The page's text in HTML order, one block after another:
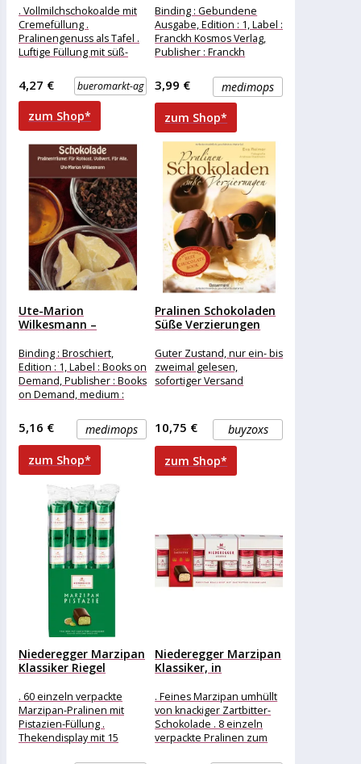
100g
. Vollmilchschokoalde mit
Cremefüllung .
Pralinengenuss als Tafel .
Luftige Füllung mit süß-
Merkmale: Sorte: gefüllte
Schokolade,
Vollmilchschokolade
weitere
bueromarkt-ag
4,27 €
zum Shop*
Binding : Gebundene
Ausgabe, Edition : 1, Label :
Franckh Kosmos Verlag,
Publisher : Franckh
Gebundene medimops
3,99 €
zum Shop*
Ute-Marion
Wilkesmann –
Schokolade:
Pralinenträume: Für...
Binding : Broschiert,
Edition : 1, Label : Books on
Demand, Publisher : Books
on Demand, medium :
numberOfPagesmedimops
5,16 €
zum Shop*
Pralinen Schokoladen
Süße Verzierungen
[2009]...
Guter Zustand, nur ein- bis
zweimal gelesen,
sofortiger Versand
buyzoxs
10,75 €
zum Shop*
Niederegger Marzipan
Klassiker Riegel
. 60 einzeln verpackte
Marzipan-Pralinen mit
Pistazien-Füllung .
Thekendisplay mit 15
Niederegger Marzipan
Klassiker, in
100g
. Feines Marzipan umhüllt
von knackiger Zartbitter-
Schokolade . 8 einzeln
verpackte Pralinen zum